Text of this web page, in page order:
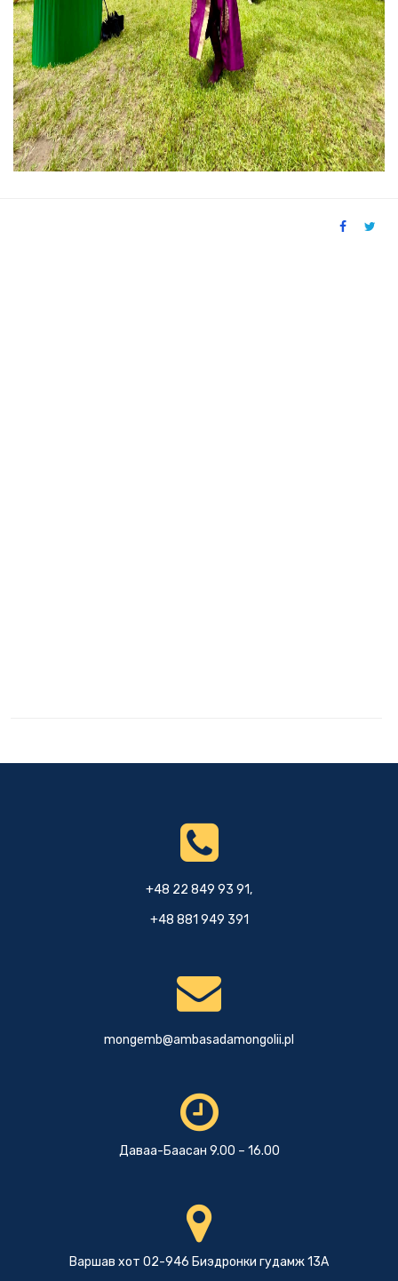
+48 22 849 93 91,
+48 881 949 391
mongemb@ambasadamongolii.pl
Даваа-Баасан 9.00 – 16.00
Варшав хот 02-946 Биэдронки гудамж 13А